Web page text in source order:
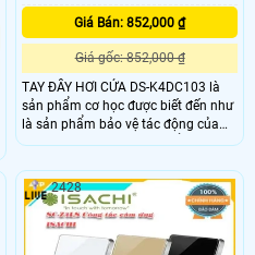
Giá Bán: 852,000 ₫
Giá gốc: 852,000 ₫
TAY ĐẨY HƠI CỬA DS-K4DC103 là
sản phẩm cơ học được biết đến như
là sản phẩm bảo vệ tác động của
ngoại lực. Thiết bị được hiểu như là
cửa sẽ được từ từ đóng lại. Đây là
sản phẩm được nhập khẩu chính
hãng từ hãng HIKVISION nên chất
lượng rất được đảm bảo
2428